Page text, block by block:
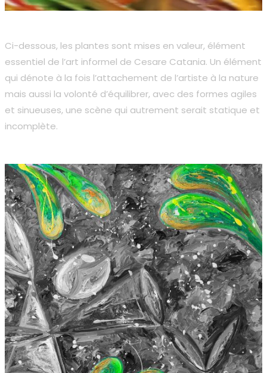
Ci-dessous, les plantes sont mises en valeur, élément
essentiel de l’art informel de Cesare Catania. Un élément
qui dénote à la fois l’attachement de l’artiste à la nature
mais aussi la volonté d’équilibrer, avec des formes agiles
et sinueuses, une scène qui autrement serait statique et
incomplète.